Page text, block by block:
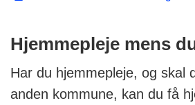
Hjemmepleje mens
Har du hjemmepleje, og skal
anden kommune, kan du få